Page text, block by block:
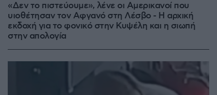
«Δεν το πιστεύουμε», λένε οι Αμερικανοί που
υιοθέτησαν τον Αφγανό στη Λέσβο - Η αρχική
εκδοχή για το φονικό στην Κυψέλη και η σιωπή
στην απολογία